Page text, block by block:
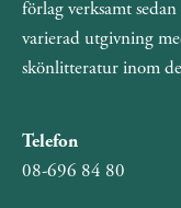
förlag verksamt
varierad utgivning
skönlitteratur inom
Telefon
08-696 84 80